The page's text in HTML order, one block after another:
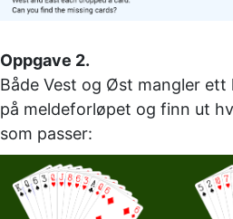
Oppgave 2.
Både Vest og Øst mangler ett
på meldeforløpet og finn ut
som passer: